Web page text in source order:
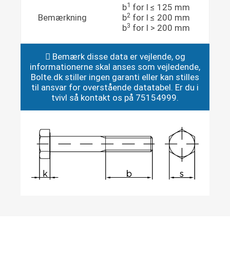
Bemærkning
b1 for l ≤ 125 mm
b2 for l ≤ 200 mm
b3 for l > 200 mm
Bemærk disse data er vejlende, og
informationerne skal anses som vejledende,
Bolte.dk stiller ingen garanti eller kan stilles
til ansvar for overstående datatabel. Er du i
tvivl så kontakt os på 75154999.